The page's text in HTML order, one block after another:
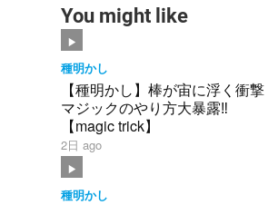
You might like
種明かし
【種明かし】棒が宙に浮く衝撃
マジックのやり方大暴露‼️
【magic trick】
2日 ago
種明かし